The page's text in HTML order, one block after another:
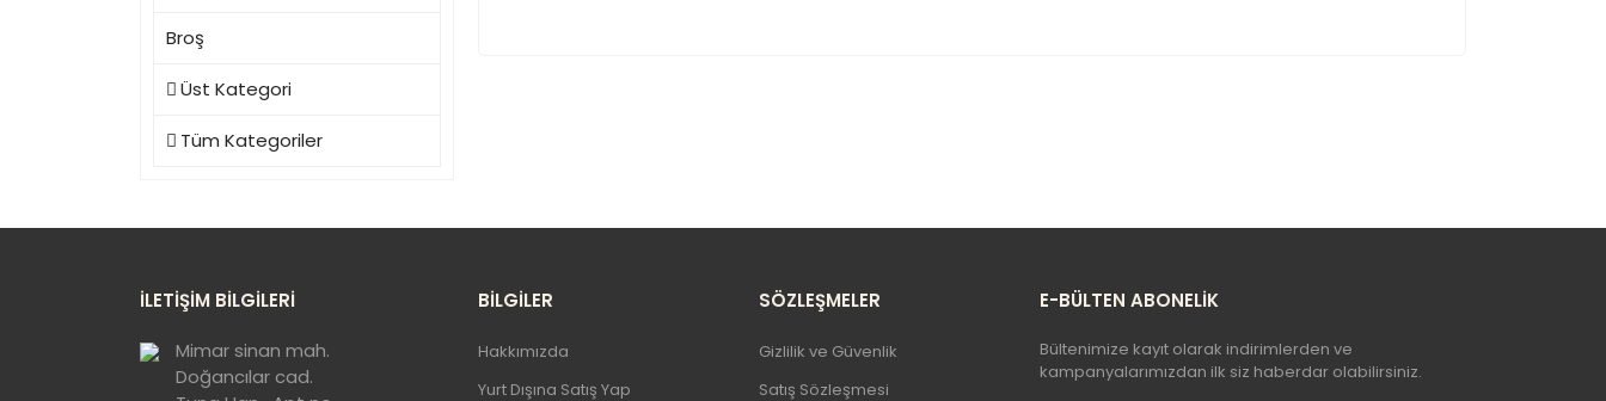
Broş
Üst Kategori
Tüm Kategoriler
İLETİŞİM BİLGİLERİ
Mimar sinan mah.
Doğancılar cad.
BİLGİLER
Hakkımızda
Yurt Dışına Satış Yap
SÖZLEŞMELER
Gizlilik ve Güvenlik
Satış Sözleşmesi
E-BÜLTEN ABONELİK
Bültenimize kayıt olarak indirimlerden ve
kampanyalarımızdan ilk siz haberdar olabilirsiniz.